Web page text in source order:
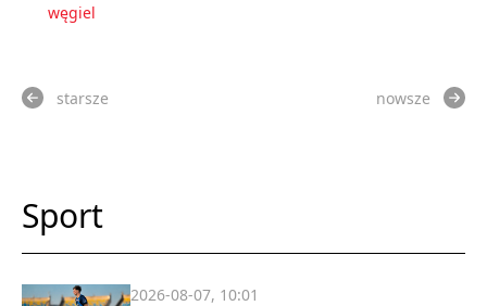
węgiel
starsze nowsze
Sport
2026-08-07, 10:01